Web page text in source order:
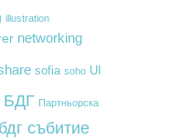
illustration
networking
sofia soho UI
БДГ Партньорска
бдг събитие